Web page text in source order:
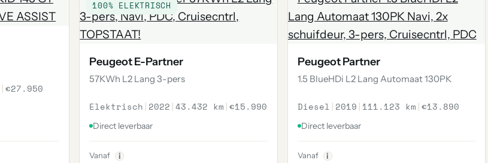
|€27.950
100% ELEKTRISCH
Peugeot E-Partner
57KWh L2 Lang 3-pers
Elektrisch | 2022 |43.432 km |€15.990
Direct leverbaar
Vanaf i
Peugeot Partner
1.5 BlueHDi L2 Lang Automaat 130PK
Diesel | 2019 | 111.123 km |€13.890
Direct leverbaar
Vanaf i